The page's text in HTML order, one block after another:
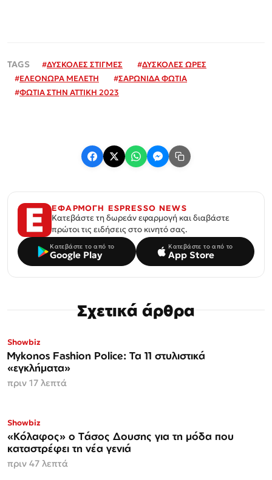
#ΔΥΣΚΟΛΕΣ ΣΤΙΓΜΕΣ #ΔΥΣΚΟΛΕΣ ΩΡΕΣ
#ΕΛΕΟΝΩΡΑ ΜΕΛΕΤΗ #ΣΑΡΩΝΙΔΑ ΦΩΤΙΑ
#ΦΩΤΙΑ ΣΤΗΝ ΑΤΤΙΚΗ 2023
ΕΦΑΡΜΟΓΗ ESPRESSO NEWS
Κατεβάστε τη δωρεάν εφαρμογή και διαβάστε
πρώτοι τις ειδήσεις στο κινητό σας.
Κατεβάστε το από το
Google Play
Κατεβάστε το από το
App Store
Σχετικά άρθρα
Showbiz
Mykonos Fashion Police: Τα 11 στυλιστικά
«εγκλήματα»
πριν 17 λεπτά
Showbiz
«Κόλαφος» o Tάσος Δουσης για τη μόδα που
καταστρέφει τη νέα γενιά
πριν 47 λεπτά